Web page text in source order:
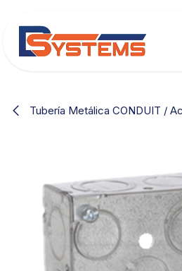
Tubería Metálica CONDUIT /